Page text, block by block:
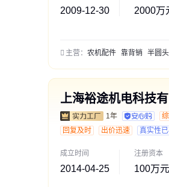
2009-12-30 2000万
主营： 农机配件 靠背销 半圆头
上海裕途机电科技
1年
回复及时 出价迅速 真实性
成立时间
2014-04-25
注册资本
100万元